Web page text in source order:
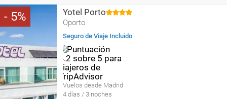
5 Yotel Porto
Oporto
Seguro de Viaje Incluido
Vuelos desde Madrid
4 días / 3 noches